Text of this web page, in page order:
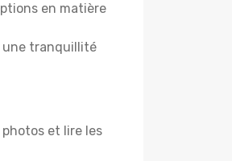
en matière
une tranquillité
et lire les